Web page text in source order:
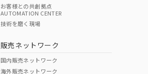
O
お客様との共創拠点
AUTOMATION CENTER
技術を磨く現場
販売ネットワーク
国内販売ネットワーク
海外販売ネットワーク